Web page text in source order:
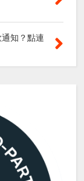
通知？點連